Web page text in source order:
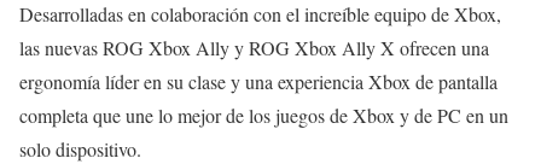
Desarrolladas en colaboración con el increíble equipo de Xbox,
las nuevas ROG Xbox Ally y ROG Xbox Ally X ofrecen una
ergonomía líder en su clase y una experiencia Xbox de pantalla
completa que une lo mejor de los juegos de Xbox y de PC en un
solo dispositivo.